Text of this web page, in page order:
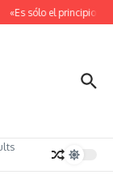
«Es sólo el principio»